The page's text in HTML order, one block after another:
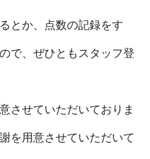
とか、点数の記録をす
で、ぜひともスタッフ登
させていただいておりま
を用意させていただいて